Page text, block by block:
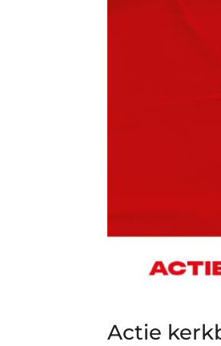
Actie